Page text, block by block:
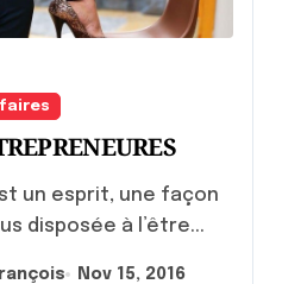
disposée à l’être...
Nov 15, 2016